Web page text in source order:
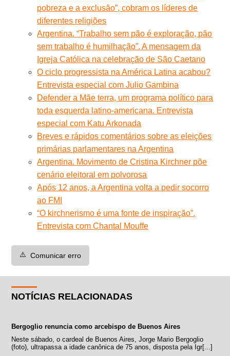
pobreza e a exclusão”, cobram os líderes de
diferentes religiões
Argentina. “Trabalho sem pão é exploração, pão
sem trabalho é humilhação”. A mensagem da
Igreja Católica na celebração de São Caetano
O ciclo progressista na América Latina acabou?
Entrevista especial com Julio Gambina
Defender a Mãe terra, um programa político para
toda esquerda latino-americana. Entrevista
especial com Katu Arkonada
Breves e rápidos comentários sobre as eleições
primárias parlamentares na Argentina
Argentina. Movimento de Cristina Kirchner põe
cenário eleitoral em polvorosa
Após 12 anos, a Argentina volta a pedir socorro
ao FMI
“O kirchnerismo é uma fonte de inspiração”.
Entrevista com Chantal Mouffe
⚠️ Comunicar erro
NOTÍCIAS RELACIONADAS
Bergoglio renuncia como arcebispo de Buenos Aires
Neste sábado, o cardeal de Buenos Aires, Jorge Mario Bergoglio
(foto), ultrapassa a idade canônica de 75 anos, disposta pela Igr[...]